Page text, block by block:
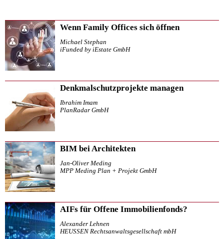
Wenn Family Offices sich öffnen
Michael Stephan
iFunded by iEstate GmbH
Denkmalschutzprojekte managen
Ibrahim Imam
PlanRadar GmbH
BIM bei Architekten
Jan-Oliver Meding
MPP Meding Plan + Projekt GmbH
AIFs für Offene Immobilienfonds?
Alexander Lehnen
HEUSSEN Rechtsanwaltsgesellschaft mbH